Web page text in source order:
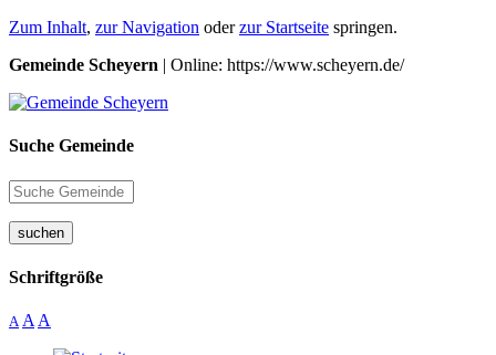
Zum Inhalt, zur Navigation oderzur Startseite springen.
Gemeinde Scheyern | Online: https://www.scheyern.de/
Suche Gemeinde
suchen
Schriftgröße
A A A